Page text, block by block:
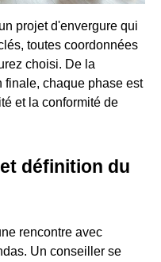
projet d'envergure qui
toutes coordonnées
choisi. De la
finale, chaque phase est
et la conformité de
définition du
rencontre avec
Un conseiller se